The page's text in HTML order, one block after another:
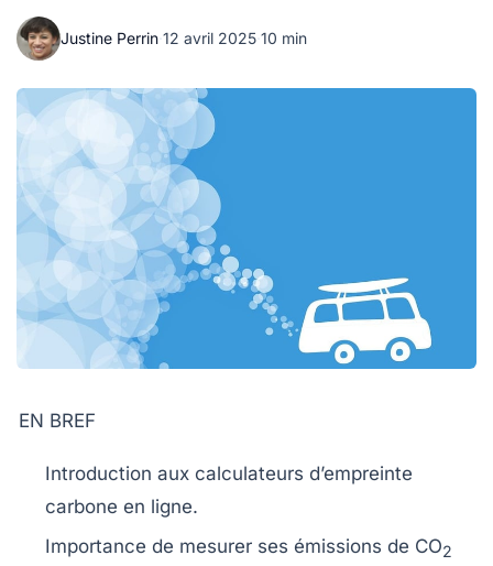
Justine Perrin·12 avril 2025·10 min
EN BREF
Introduction aux calculateurs d’empreinte
carbone en ligne.
Importance de mesurer ses émissions de CO2